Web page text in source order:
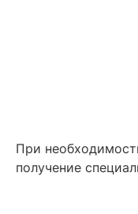
При
получение